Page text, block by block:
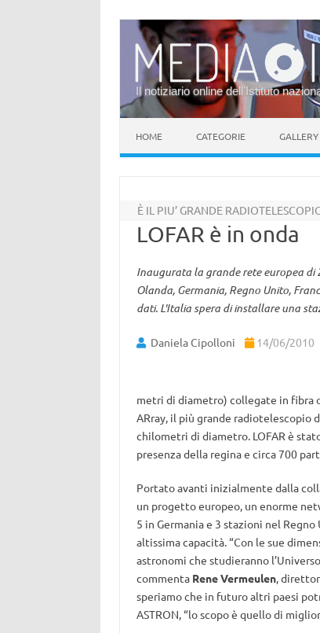
Il notiziario online dell’Istituto
HOME CATEGORIE GALLERY
È IL PIU’ GRANDE
LOFAR è in onda
Inaugurata la grande rete europea di
Olanda, Germania, Regno Unito,
dati. L'Italia spera di installare una
Daniela Cipolloni 14/06/2010
metri di diametro) collegate in fibra
ARray, il più grande radiotelescopio
chilometri di diametro. LOFAR è
presenza della regina e circa 700
Portato avanti inizialmente dalla
un progetto europeo, un enorme
5 in Germania e 3 stazioni nel
altissima capacità. “Con le sue
astronomi che studieranno
commenta Rene Vermeulen,
speriamo che in futuro altri paesi
ASTRON, “lo scopo è quello di